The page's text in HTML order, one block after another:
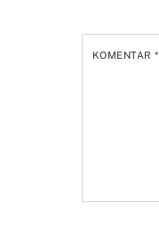
KOMENTAR*